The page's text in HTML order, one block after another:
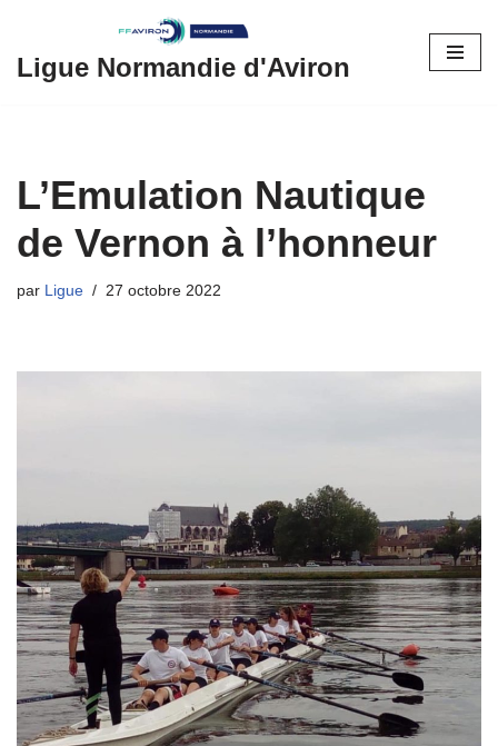
Aller
Ligue Normandie d'Aviron
L’Emulation Nautique
de Vernon à l’honneur
par Ligue 27 octobre 2022